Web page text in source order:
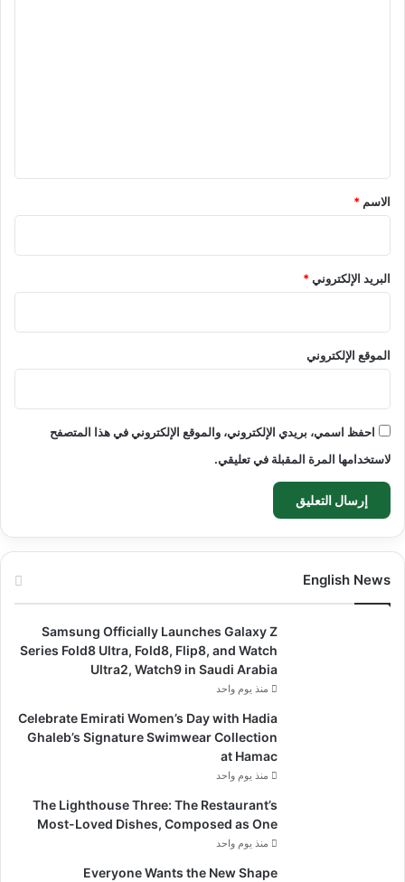
*
الاسم *
البريد الإلكتروني*
الموقع الإلكتروني
احفظ اسمي، بريدي الإلكتروني، والموقع الإلكتروني في هذا المتصفح
لاستخدامها المرة المقبلة في تعليقي.
English News
Samsung Officially Launches Galaxy Z
Series Fold8 Ultra, Fold8, Flip8, and Watch
Ultra2, Watch9 in Saudi Arabia
منذ يوم واحد
Celebrate Emirati Women’s Day with Hadia
Ghaleb’s Signature Swimwear Collection
at Hamac
منذ يوم واحد
The Lighthouse Three: The Restaurant’s
Most-Loved Dishes, Composed as One
منذ يوم واحد
Everyone Wants the New Shape